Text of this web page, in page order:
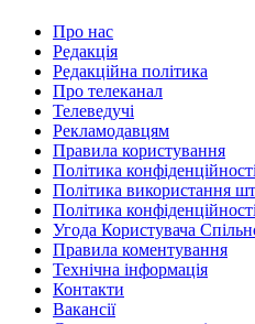
Про нас
Редакція
Редакційна політика
Про телеканал
Телеведучі
Рекламодавцям
Правила користування
Політика конфіденційності
Політика використання
Політика
Угода Користувача
Правила коментування
Технічна інформація
Контакти
Вакансії